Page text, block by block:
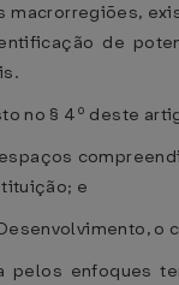
macrorregiões,
de
no § 4º deste
e
o
pelos enfoques